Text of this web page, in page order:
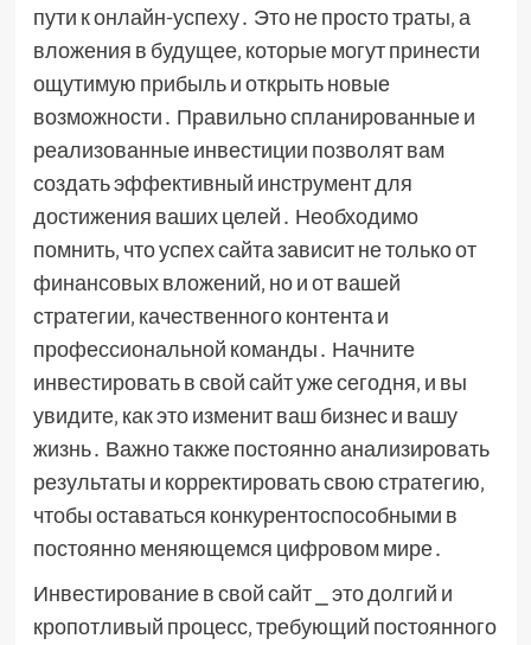
пути к онлайн-успеху․ Это не просто траты‚ а
вложения в будущее‚ которые могут принести
ощутимую прибыль и открыть новые
возможности․ Правильно спланированные и
реализованные инвестиции позволят вам
создать эффективный инструмент для
достижения ваших целей․ Необходимо
помнить‚ что успех сайта зависит не только от
финансовых вложений‚ но и от вашей
стратегии‚ качественного контента и
профессиональной команды․ Начните
инвестировать в свой сайт уже сегодня‚ и вы
увидите‚ как это изменит ваш бизнес и вашу
жизнь․ Важно также постоянно анализировать
результаты и корректировать свою стратегию‚
чтобы оставаться конкурентоспособными в
постоянно меняющемся цифровом мире․
Инвестирование в свой сайт ⎯ это долгий и
кропотливый процесс‚ требующий постоянного